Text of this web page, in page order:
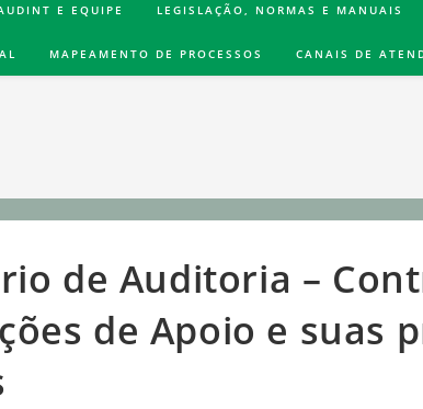
E EQUIPE LEGISLAÇÃO, NORMAS E MANUAIS
MAPEAMENTO DE PROCESSOS CANAIS DE
de Auditoria –
de Apoio e suas